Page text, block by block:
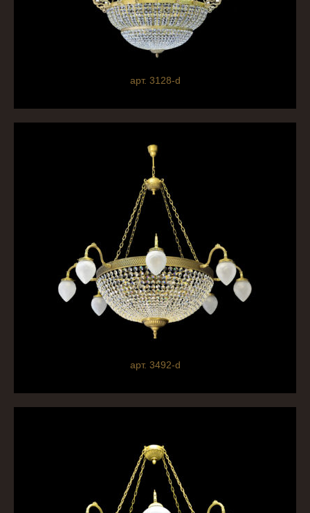
арт. 3128-d
арт. 3492-d